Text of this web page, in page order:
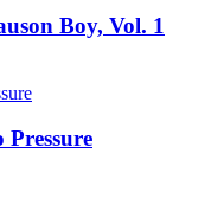
Boy, Vol. 1
Pressure